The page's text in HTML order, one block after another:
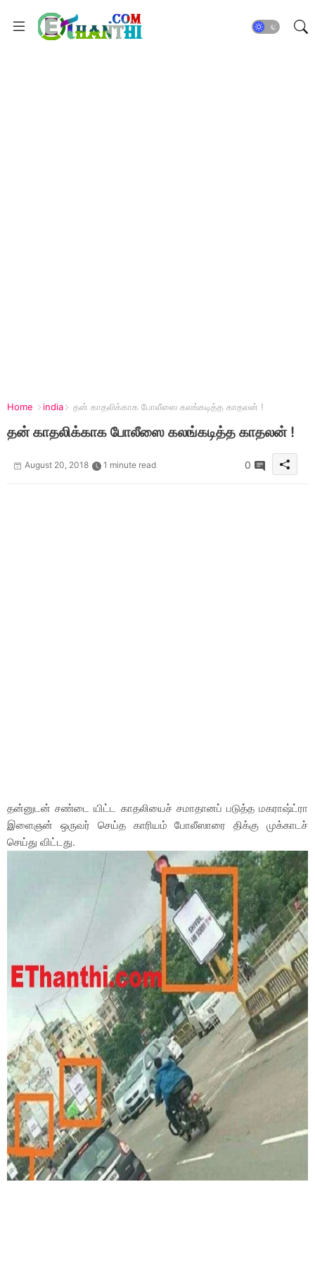
Home india தன் காதலிக்காக போலீஸை கலங்கடித்த காதலன் !
தன் காதலிக்காக போலீஸை கலங்கடித்த காதலன் !
August 20, 2018 1 minute read 0
தன்னுடன் சண்டை யிட்ட காதலியைச் சமாதானப் படுத்த மகராஷ்ட்ரா
இளைஞன் ஒருவர் செய்த காரியம் போலீஸாரை திக்கு முக்காடச்
செய்து விட்டது.